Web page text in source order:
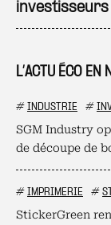
L’ACTU ÉCO
# INDUSTRIE #
SGM Industry
de découpe de
# IMPRIMERIE #
StickerGreen
investisseurs